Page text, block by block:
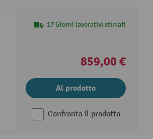
17 Giorni lavorativi stimati
859,00 €
Al prodotto
Confronta il prodotto